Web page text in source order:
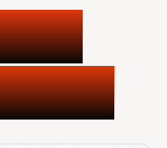
школы